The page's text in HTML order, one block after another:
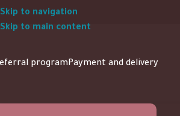
Skip to navigation
Skip to main content
programPayment and delivery